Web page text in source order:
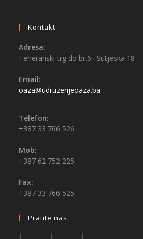
Kontakt
Adresa:
Teheranski trg do br.6 i Sutjeska 18
Email:
oaza@udruzenjeoaza.ba
Telefon:
+387 33 766 526
Mob:
+387 62 752 225
Fax:
+387 33 766 525
Pratite nas